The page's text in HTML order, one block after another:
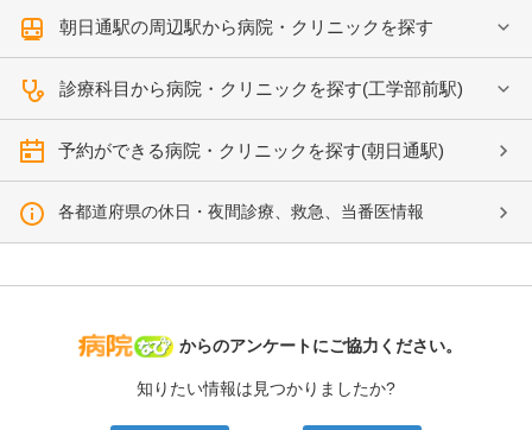
朝日通駅の周辺駅から病院・クリニックを探す
診療科目から病院・クリニックを探す(工学部前駅)
予約ができる病院・クリニックを探す(朝日通駅)
各都道府県の休日・夜間診療、救急、当番医情報
病院なび
からのアンケートにご協力ください。
知りたい情報は見つかりましたか?